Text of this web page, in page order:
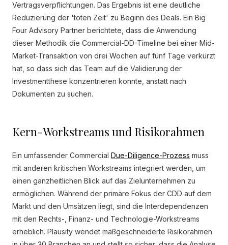
Vertragsverpflichtungen. Das Ergebnis ist eine deutliche
Reduzierung der 'toten Zeit' zu Beginn des Deals. Ein Big
Four Advisory Partner berichtete, dass die Anwendung
dieser Methodik die Commercial-DD-Timeline bei einer Mid-
Market-Transaktion von drei Wochen auf fünf Tage verkürzt
hat, so dass sich das Team auf die Validierung der
Investmentthese konzentrieren konnte, anstatt nach
Dokumenten zu suchen.
Kern-Workstreams und Risikorahmen
Ein umfassender Commercial Due-Diligence-Prozess muss
mit anderen kritischen Workstreams integriert werden, um
einen ganzheitlichen Blick auf das Zielunternehmen zu
ermöglichen. Während der primäre Fokus der CDD auf dem
Markt und den Umsätzen liegt, sind die Interdependenzen
mit den Rechts-, Finanz- und Technologie-Workstreams
erheblich. Plausity wendet maßgeschneiderte Risikorahmen